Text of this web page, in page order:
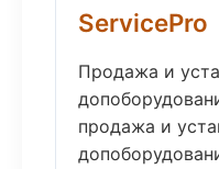
ServicePro
Продажа и
продажа и